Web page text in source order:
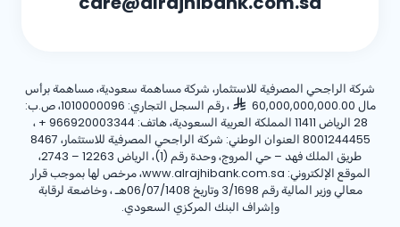
شركة الراجحي المصرفية للاستثمار، شركة مساهمة سعودية، مساهمة برأس
مال 60,000,000,000.00
، رقم السجل التجاري: 1010000096، ص.ب:
28 الرياض 11411 المملكة العربية السعودية، هاتف:
+ 966920003344 ،
8001244455 العنوان الوطني: شركة الراجحي المصرفية للاستثمار، 8467
طريق الملك فهد – حي المروج، وحدة رقم (1)، الرياض 12263 – 2743،
الموقع الإلكتروني: www.alrajhibank.com.sa، مرخص لها بموجب قرار
معالي وزير المالية رقم 3/1698 وتاريخ 06/07/1408هـ ، وخاضعة لرقابة
وإشراف البنك المركزي السعودي.